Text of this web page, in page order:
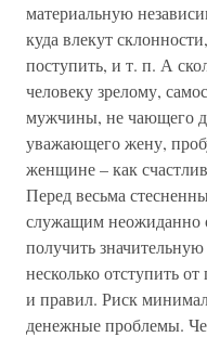
материальную
куда влекут
поступить, и т. п. А
человеку зрелому,
мужчины, не чающего
уважающего жену,
женщине – как
Перед весьма
служащим неожиданно
получить
несколько отступить
и правил. Риск
денежные проблемы.